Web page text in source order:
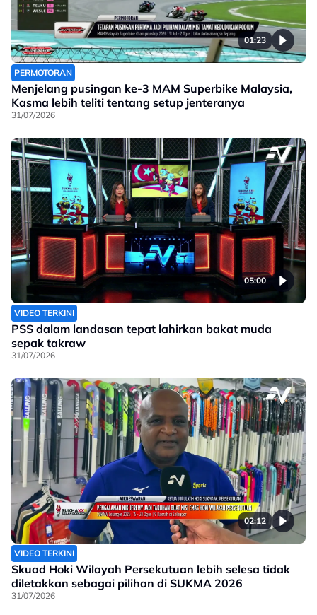
01:23
PERMOTORAN
Menjelang pusingan ke-3 MAM Superbike Malaysia,
Kasma lebih teliti tentang setup jenteranya
31/07/2026
05:00
VIDEO TERKINI
PSS dalam landasan tepat lahirkan bakat muda
sepak takraw
31/07/2026
02:12
VIDEO TERKINI
Skuad Hoki Wilayah Persekutuan lebih selesa tidak
diletakkan sebagai pilihan di SUKMA 2026
31/07/2026